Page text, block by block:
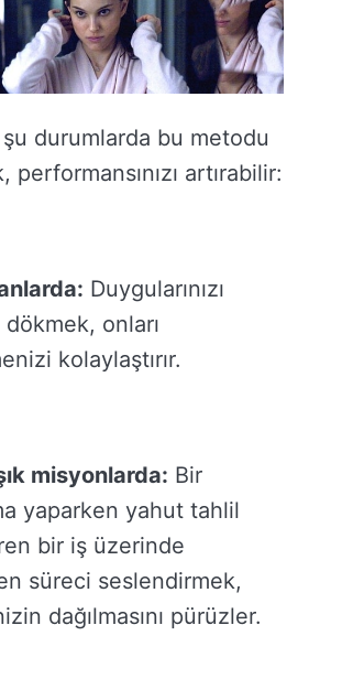
durumlarda bu metodu
performansınızı artırabilir:
Duygularınızı
onları
kolaylaştırır.
misyonlarda: Bir
yaparken yahut tahlil
bir iş üzerinde
süreci seslendirmek,
dağılmasını pürüzler.